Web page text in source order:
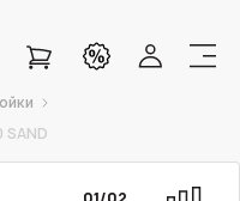
SAND